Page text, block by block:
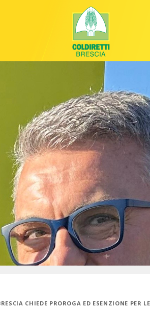
CHIEDE PROROGA ED ESENZIONE PER